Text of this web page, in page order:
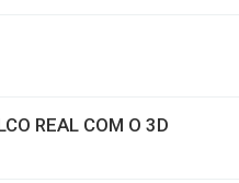
REAL COM O 3D